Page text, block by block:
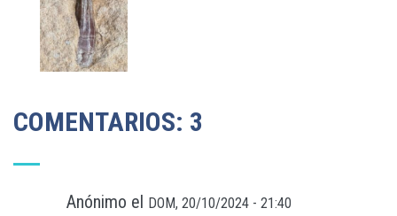
COMENTARIOS: 3
Anónimo el DOM, 20/10/2024 - 21:40